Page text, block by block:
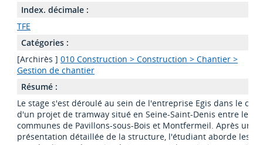
Index. décimale :
TFE
Catégories :
[Archirès ] 010 Construction > Construction > Chantier >
Gestion de chantier
Résumé :
Le stage s'est déroulé au sein de l'entreprise Egis dans le
d'un projet de tramway situé en Seine-Saint-Denis entre les
communes de Pavillons-sous-Bois et Montfermeil. Après une
présentation détaillée de la structure, l'étudiant aborde les